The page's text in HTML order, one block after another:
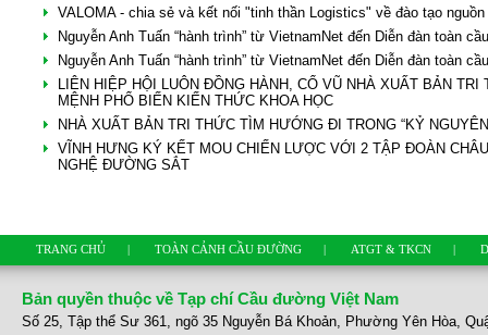
VALOMA - chia sẻ và kết nối "tinh thần Logistics" về đào tạo
Nguyễn Anh Tuấn “hành trình” từ VietnamNet đến Diễn đàn toàn
Nguyễn Anh Tuấn “hành trình” từ VietnamNet đến Diễn đàn toàn
LIÊN HIỆP HỘI LUÔN ĐỒNG HÀNH, CỔ VŨ NHÀ XUẤT BẢN
MỆNH PHỔ BIẾN KIẾN THỨC KHOA HỌC
NHÀ XUẤT BẢN TRI THỨC TÌM HƯỚNG ĐI TRONG “KỶ
VĨNH HƯNG KÝ KẾT MOU CHIẾN LƯỢC VỚI 2 TẬP ĐOÀN
NGHỆ ĐƯỜNG SẮT
TRANG CHỦ | TOÀN CẢNH CẦU ĐƯỜNG | ATGT & TKCN |
Bản quyền thuộc về Tạp chí Cầu đường Việt Nam
Số 25, Tập thể Sư 361, ngõ 35 Nguyễn Bá Khoản, Phường Yên Hòa,